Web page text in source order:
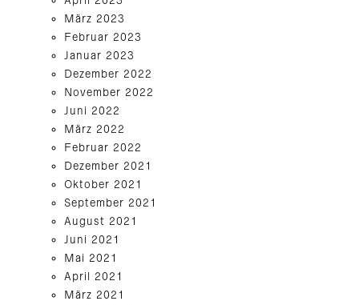
März 2023
Februar 2023
Januar 2023
Dezember 2022
November 2022
Juni 2022
März 2022
Februar 2022
Dezember 2021
Oktober 2021
September 2021
August 2021
Juni 2021
Mai 2021
April 2021
März 2021